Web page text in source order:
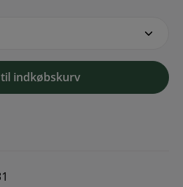
indkøbskurv